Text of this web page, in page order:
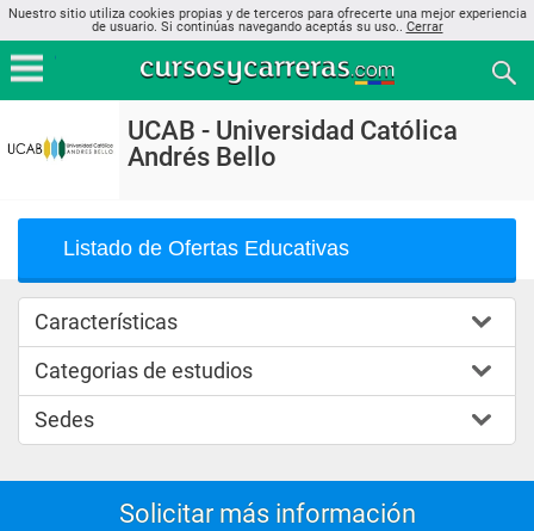
Nuestro sitio utiliza cookies propias y de terceros para ofrecerte una mejor experiencia
de usuario. Si continúas navegando aceptás su uso.. Cerrar
UCAB - Universidad Católica
Andrés Bello
Listado de Ofertas Educativas
Características
Categorias de estudios
Sedes
Solicitar más información